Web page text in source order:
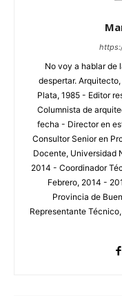
No voy a hablar de
despertar.
Plata, 1985 - Editor
Columnista de
fecha - Director en
Consultor Senior en
Docente, Universidad
2014 - Coordinador
Febrero, 2014 -
Provincia de
Representante